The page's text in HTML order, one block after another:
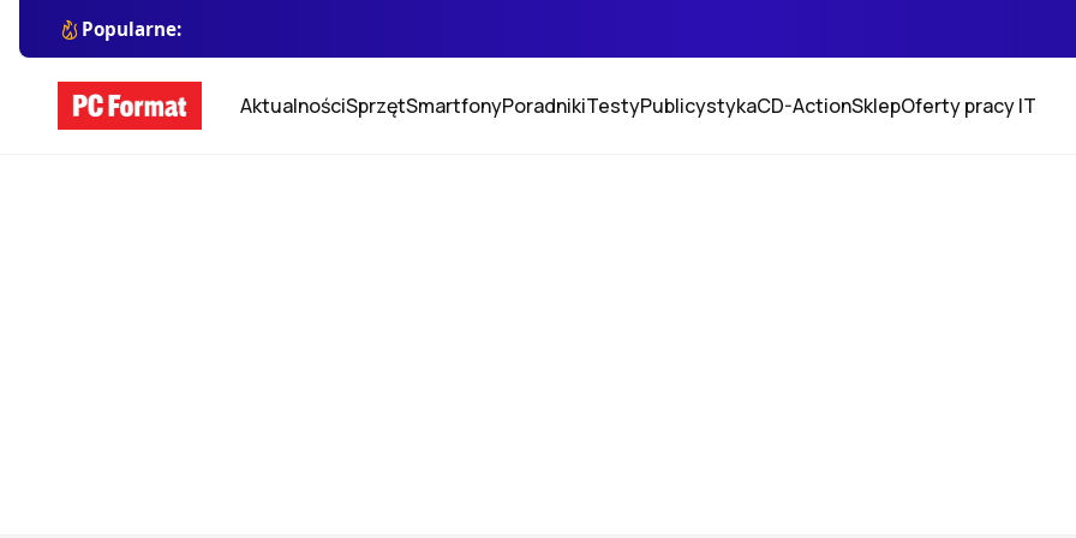
Popularne:
AktualnościSprzętSmartfonyPoradnikiTestyPublicystykaCD-ActionSklepOferty pracy IT